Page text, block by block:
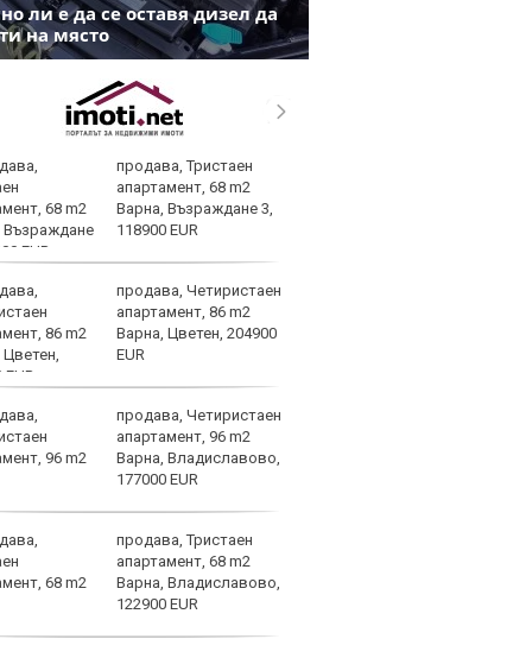
ли е да се оставя дизел да
на място
продава, Тристаен
апартамент, 68 m2
Варна, Възраждане 3,
118900 EUR
продава, Четиристаен
апартамент, 86 m2
Варна, Цветен, 204900
EUR
продава, Четиристаен
апартамент, 96 m2
Варна, Владиславово,
177000 EUR
продава, Тристаен
апартамент, 68 m2
Варна, Владиславово,
122900 EUR